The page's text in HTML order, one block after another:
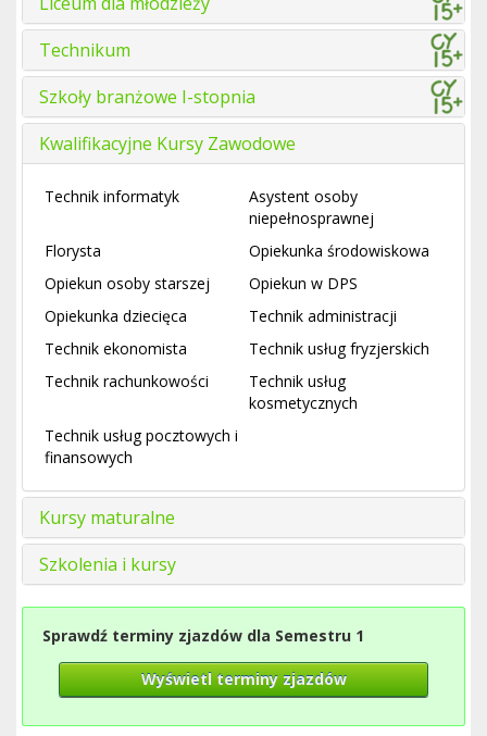
Technikum
Szkoły branżowe I-stopnia
Kwalifikacyjne Kursy Zawodowe
Technik informatyk
Asystent osoby
niepełnosprawnej
Florysta
Opiekunka środowiskowa
Opiekun osoby starszej
Opiekun w DPS
Opiekunka dziecięca
Technik administracji
Technik ekonomista
Technik usług fryzjerskich
Technik rachunkowości
Technik usług
kosmetycznych
Technik usług pocztowych i
finansowych
Kursy maturalne
Szkolenia i kursy
Sprawdź terminy zjazdów dla Semestru 1
Wyświetl terminy zjazdów